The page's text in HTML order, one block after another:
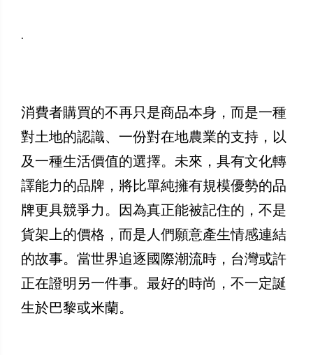
.
消費者購買的不再只是商品本身，而是一種
對土地的認識、一份對在地農業的支持，以
及一種生活價值的選擇。未來，具有文化轉
譯能力的品牌，將比單純擁有規模優勢的品
牌更具競爭力。因為真正能被記住的，不是
貨架上的價格，而是人們願意產生情感連結
的故事。當世界追逐國際潮流時，台灣或許
正在證明另一件事。最好的時尚，不一定誕
生於巴黎或米蘭。